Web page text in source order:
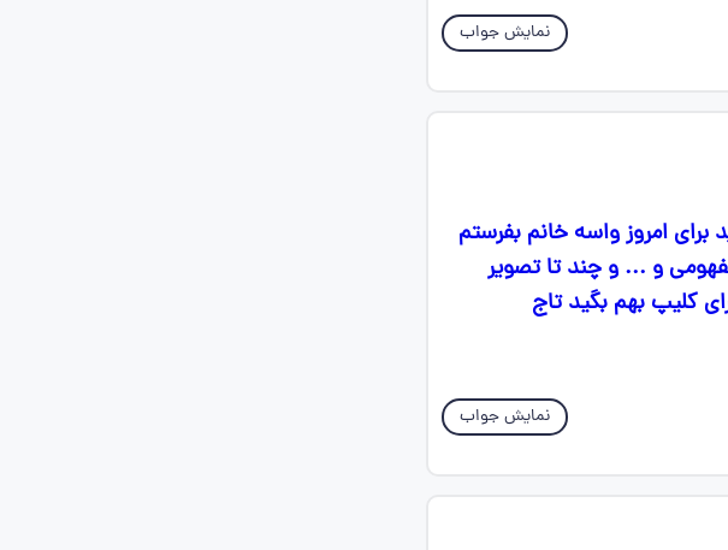
نمایش جواب
برای امروز واسه خانم بفرستم
و ... و چند تا تصویر
کلیپ بهم بگید تاج
نمایش جواب